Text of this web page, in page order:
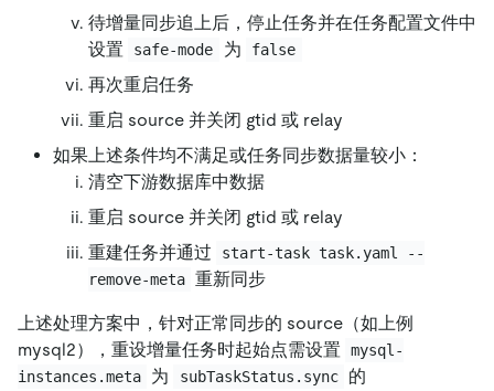
待增量同步追上后，停止任务并在任务配置文件中
设置
safe-mode 为 false
再次重启任务
重启 source 并关闭 gtid 或 relay
如果上述条件均不满足或任务同步数据量较小：
清空下游数据库中数据
重启 source 并关闭 gtid 或 relay
重建任务并通过
start-task task.yaml --
remove-meta 重新同步
上述处理方案中，针对正常同步的 source（如上例
mysql2），重设增量任务时起始点需设置
mysql-
instances.meta
为 subTaskStatus.sync 的